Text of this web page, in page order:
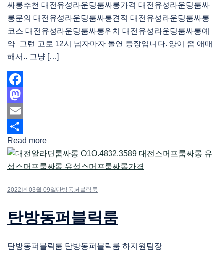
싸롱추천 대전유성라운딩룸싸롱가격 대전유성라운딩룸싸
롱문의 대전유성라운딩룸싸롱견적 대전유성라운딩룸싸롱
코스 대전유성라운딩룸싸롱위치 대전유성라운딩룸싸롱예
약 그런 고로 12시 넘자마자 돌연 등장입니다. 양이 좀 애매
해서.. 그냥 […]
Facebook
Mastodon
Email
Share
Read more
2022년 03월 09일 탄방동퍼블릭룸
탄방동퍼블릭룸
탄방동퍼블릭룸 탄방동퍼블릭룸 하지원팀장